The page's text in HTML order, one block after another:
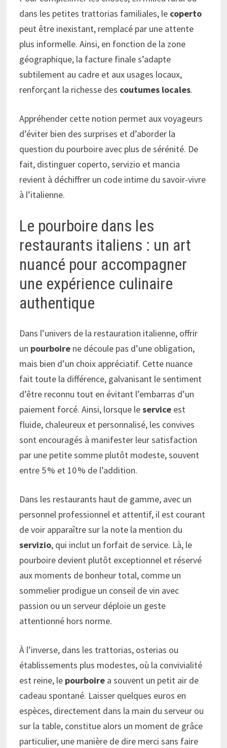
dans les petites trattorias familiales, le coperto
peut être inexistant, remplacé par une attente
plus informelle. Ainsi, en fonction de la zone
géographique, la facture finale s’adapte
subtilement au cadre et aux usages locaux,
renforçant la richesse des coutumes locales.
Appréhender cette notion permet aux voyageurs
d’éviter bien des surprises et d’aborder la
question du pourboire avec plus de sérénité. De
fait, distinguer coperto, servizio et mancia
revient à déchiffrer un code intime du savoir-vivre
à l’italienne.
Le pourboire dans les
restaurants italiens : un art
nuancé pour accompagner
une expérience culinaire
authentique
Dans l’univers de la restauration italienne, offrir
un pourboire ne découle pas d’une obligation,
mais bien d’un choix appréciatif. Cette nuance
fait toute la différence, galvanisant le sentiment
d’être reconnu tout en évitant l’embarras d’un
paiement forcé. Ainsi, lorsque leservice est
fluide, chaleureux et personnalisé, les convives
sont encouragés à manifester leur satisfaction
par une petite somme plutôt modeste, souvent
entre 5 % et 10 % de l’addition.
Dans les restaurants haut de gamme, avec un
personnel professionnel et attentif, il est courant
de voir apparaître sur la note la mention du
servizio, qui inclut un forfait de service. Là, le
pourboire devient plutôt exceptionnel et réservé
aux moments de bonheur total, comme un
sommelier prodigue un conseil de vin avec
passion ou un serveur déploie un geste
attentionné hors norme.
À l’inverse, dans les trattorias, osterias ou
établissements plus modestes, où la convivialité
est reine, le pourboire a souvent un petit air de
cadeau spontané. Laisser quelques euros en
espèces, directement dans la main du serveur ou
sur la table, constitue alors un moment de grâce
particulier, une manière de dire merci sans faire